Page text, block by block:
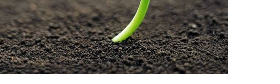
Великомученик Георгий Победоносец.